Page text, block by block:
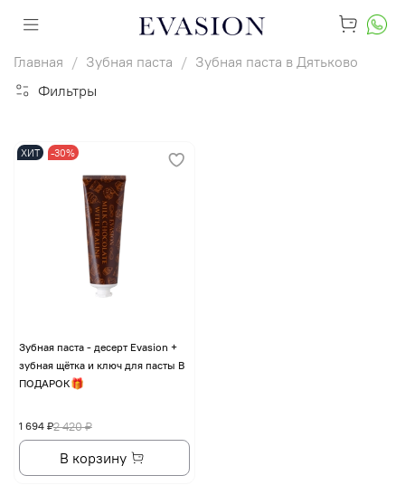
Главная Зубная паста
Зубная паста в Дятьково
Фильтры
ХИТ -30%
Зубная паста - десерт Evasion +
зубная щётка и ключ для пасты В
ПОДАРОК🎁
2 420 ₽
1 694 ₽
В корзину